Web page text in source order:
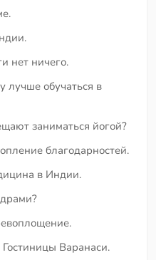
нет ничего.
лучше обучаться в
заниматься йогой?
благодарностей.
в Индии.
Варанаси.